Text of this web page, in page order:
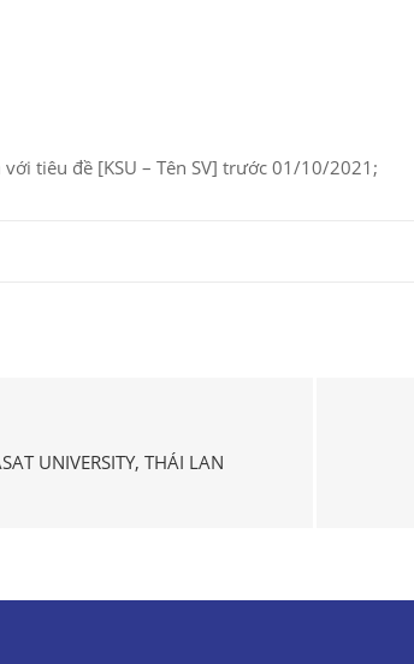
tiêu đề [KSU – Tên SV] trước 01/10/2021;
UNIVERSITY, THÁI LAN